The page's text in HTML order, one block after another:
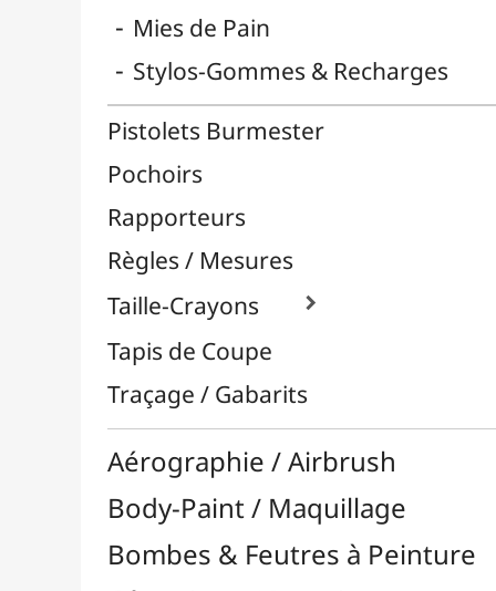
Body-Paint / Maquillage
Bombes & Feutres à Peinture
Céramique / Poterie
Chevalets & Accrochage
Enfants / Scolaire
Feutres & Stylos
Librairie / Livres
Médiums, Vernis & Colles
Modelage / Sculpture
Peintures / Couleurs
Pinceaux & Outils
Supports Dessin & Peinture
Transport / Rangement
Papeterie & Bureau